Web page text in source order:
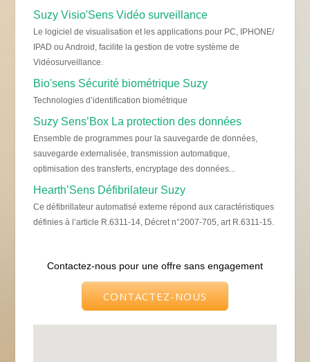
Suzy Visio'Sens Vidéo surveillance
Le logiciel de visualisation et les applications pour PC, IPHONE/
IPAD ou Android, facilite la gestion de votre système de
Vidéosurveillance.
Bio'sens Sécurité biométrique Suzy
Technologies d’identification biométrique
Suzy Sens’Box La protection des données
Ensemble de programmes pour la sauvegarde de données,
sauvegarde externalisée, transmission automatique,
optimisation des transferts, encryptage des données...
Hearth’Sens Défibrilateur Suzy
Ce défibrillateur automatisé externe répond aux caractéristiques
définies à l’article R.6311-14, Décret n°2007-705, art R.6311-15.
Contactez-nous pour une offre sans engagement
CONTACTEZ-NOUS